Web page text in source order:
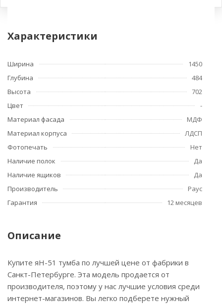
Характеристики
Ширина
1450
Глубина
484
Высота
702
Цвет
-
Материал фасада
МДФ
Материал корпуса
ЛДСП
Фотопечать
Нет
Наличие полок
Да
Наличие ящиков
Да
Производитель
Раус
Гарантия
12 месяцев
Описание
Купите яН-51 тумба по лучшей цене от фабрики в
Санкт-Петербурге. Эта модель продается от
производителя, поэтому у нас лучшие условия среди
интернет-магазинов. Вы легко подберете нужный